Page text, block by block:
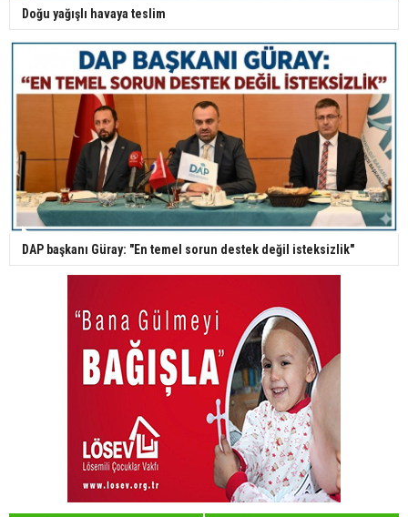
Doğu yağışlı havaya teslim
DAP başkanı Güray: "En temel sorun destek değil isteksizlik"